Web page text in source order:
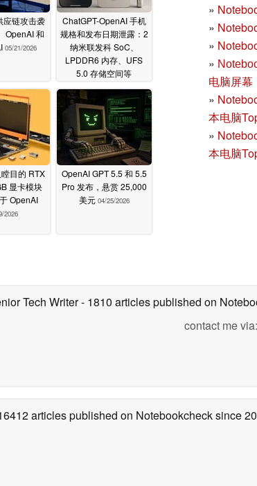
»
»
»
»
电脑屏幕
»
本电脑
»
本电脑
应链攻击袭
OpenAI 和
05/21/2026
ChatGPT-OpenAI 手机
规格和发布日期泄露：2
纳米联发科 SoC、
LPDDR6 内存、UFS
5.0 存储空间等
05/20/2026
目的 RTX
显卡模块
OpenAI
2026
OpenAI GPT 5.5 和 5.5
Pro 发布，悬赏 25,000
美元 04/25/2026
Tech Writer- 1810 articles published on
contact me via:
articles published on Notebookchecksince